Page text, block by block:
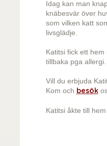
Idag kan man
knäbesvär över
som vilken katt
livsglädje.
Katitsi fick ett
tillbaka pga allergi.
Vill du erbjuda
Kom och besök
Katitsi åkte till